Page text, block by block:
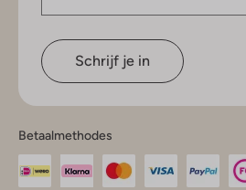
Schrijf je in
Betaalmethodes